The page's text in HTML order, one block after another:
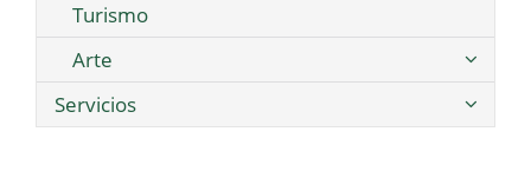
Turismo
Arte
Servicios